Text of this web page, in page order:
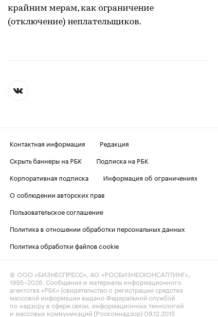
крайним мерам, как ограничение
(отключение) неплательщиков.
Контактная информация
Редакция
Скрыть баннеры на РБК
Подписка на РБК
Корпоративная подписка
Информация об ограничениях
О соблюдении авторских прав
Пользовательское соглашение
Политика в отношении обработки персональных данных
Политика обработки файлов cookie
© ООО «БИЗНЕСПРЕСС», АО «РОСБИЗНЕСКОНСАЛТИНГ»,
1995–2026 . Сообщения и материалы информационного
агентства «РБК» (свидетельство о регистрации средства
массовой информации выдано Федеральной службой
по надзору в сфере связи, информационных технологий
и массовых коммуникаций (Роскомнадзор) 09.12.2015